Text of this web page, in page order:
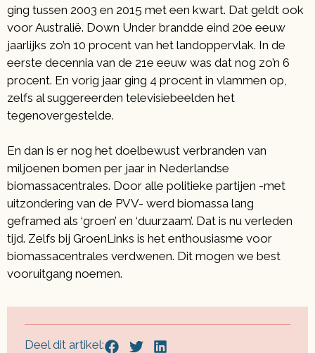
ging tussen 2003 en 2015 met een kwart. Dat geldt ook
voor Australië. Down Under brandde eind 20e eeuw
jaarlijks zo’n 10 procent van het landoppervlak. In de
eerste decennia van de 21e eeuw was dat nog zo’n 6
procent. En vorig jaar ging 4 procent in vlammen op,
zelfs al suggereerden televisiebeelden het
tegenovergestelde.
En dan is er nog het doelbewust verbranden van
miljoenen bomen per jaar in Nederlandse
biomassacentrales. Door alle politieke partijen -met
uitzondering van de PVV- werd biomassa lang
geframed als ‘groen’ en ‘duurzaam’. Dat is nu verleden
tijd. Zelfs bij GroenLinks is het enthousiasme voor
biomassacentrales verdwenen. Dit mogen we best
vooruitgang noemen.
Deel dit artikel: